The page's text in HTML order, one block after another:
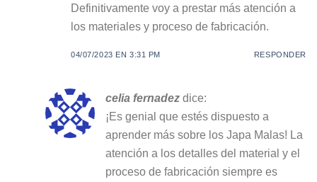
Definitivamente voy a prestar más atención a
los materiales y proceso de fabricación.
04/07/2023 EN 3:31 PM RESPONDER
celia fernadez dice:
¡Es genial que estés dispuesto a
aprender más sobre los Japa Malas! La
atención a los detalles del material y el
proceso de fabricación siempre es